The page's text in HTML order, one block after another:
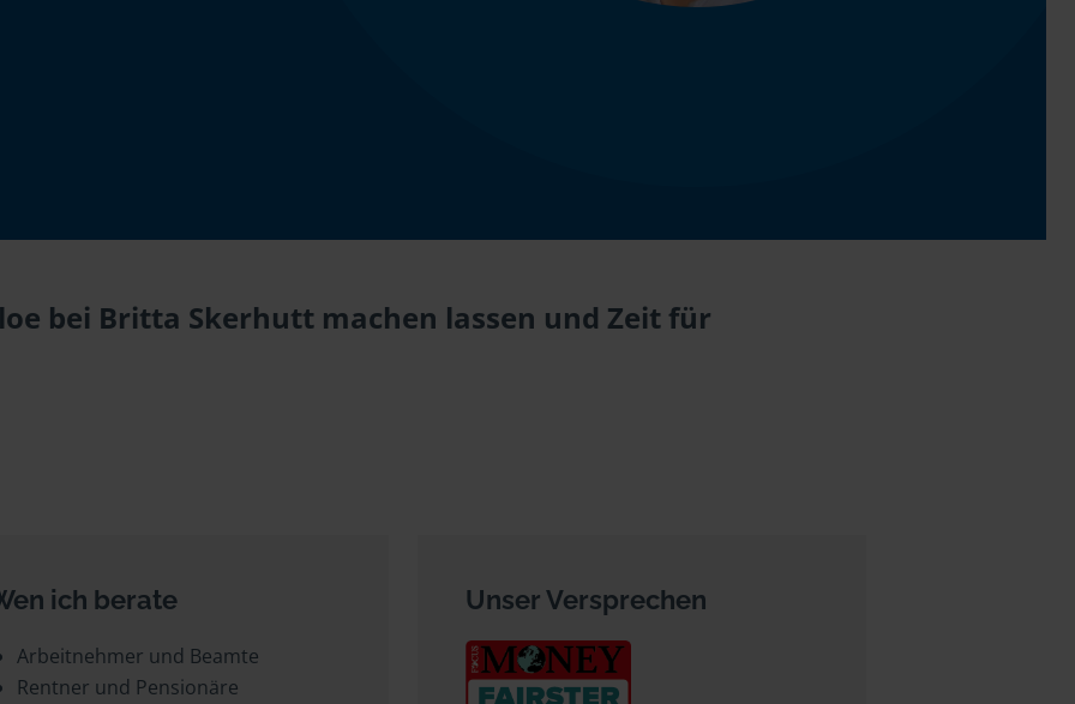
bei Britta Skerhutt machen lassen und Zeit für
ich berate
Arbeitnehmer und Beamte
Rentner und Pensionäre
Unser Versprechen